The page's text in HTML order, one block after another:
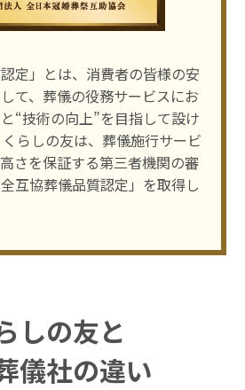
認定」とは、消費者の皆様の安
て、葬儀の役務サービスにお
“技術の向上”を⽬指して設け
らしの友は、葬儀施⾏サービ
さを保証する第三者機関の審
互協葬儀品質認定」を取得し
しの友と
儀社の違い